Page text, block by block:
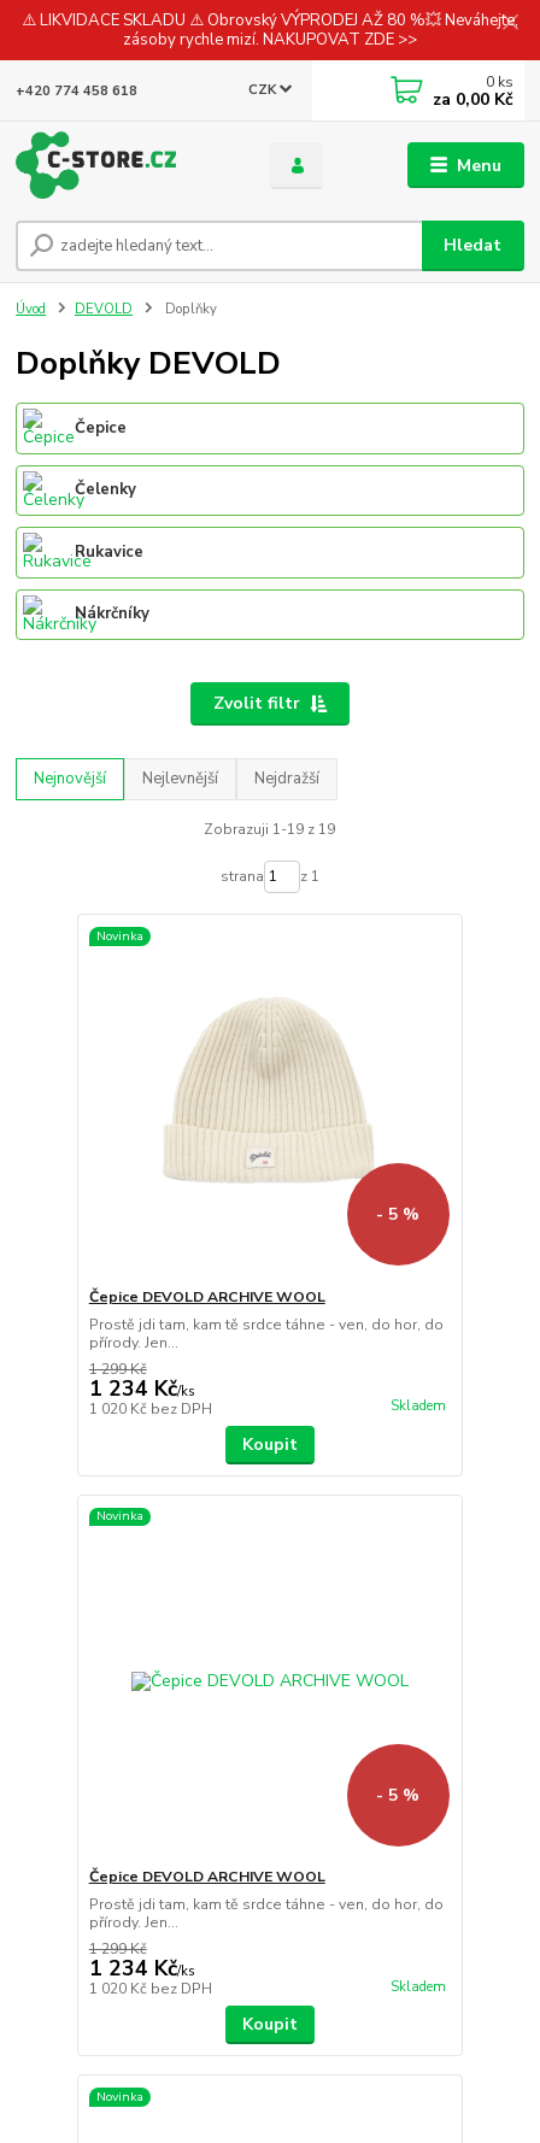
⚠️ LIKVIDACE SKLADU ⚠️ Obrovský VÝPRODEJ AŽ 80 %💥 Neváhejte,
zásoby rychle mizí. NAKUPOVAT ZDE >>
Menu
CZK
Hledat
+420 774 458 618 0 ks
za 0,00 Kč
Úvod DEVOLD Doplňky
Doplňky DEVOLD
Čepice
Čelenky
Rukavice
Nákrčníky
Zvolit filtr
Nejnovější Nejlevnější Nejdražší
Zobrazuji 1-19 z 19
strana z 1
Novinka
- 5 %
Čepice DEVOLD ARCHIVE WOOL
Prostě jdi tam, kam tě srdce táhne - ven, do hor, do
přírody. Jen...
1 299 Kč
1 234 Kč/ks
1 020 Kč bez DPH Skladem
Koupit
Novinka
- 5 %
Čepice DEVOLD ARCHIVE WOOL
Prostě jdi tam, kam tě srdce táhne - ven, do hor, do
přírody. Jen...
1 299 Kč
1 234 Kč/ks
1 020 Kč bez DPH Skladem
Koupit
Novinka